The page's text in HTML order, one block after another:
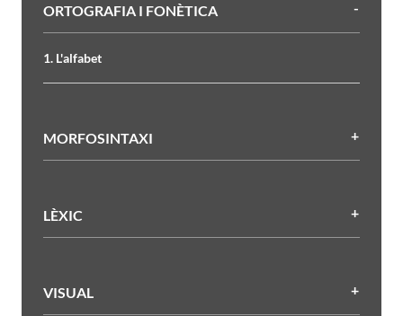
ORTOGRAFIA I FONÈTICA
1. L'alfabet
MORFOSINTAXI
LÈXIC
VISUAL